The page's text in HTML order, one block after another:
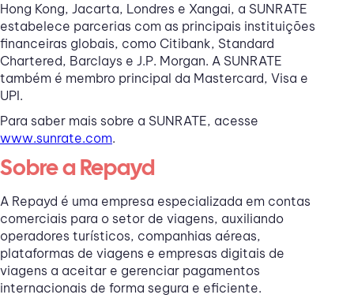
Hong Kong, Jacarta, Londres e Xangai, a SUNRATE
estabelece parcerias com as principais instituições
financeiras globais, como Citibank, Standard
Chartered, Barclays e J.P. Morgan. A SUNRATE
também é membro principal da Mastercard, Visa e
UPI.
Para saber mais sobre a SUNRATE, acesse
www.sunrate.com.
Sobre a Repayd
A Repayd é uma empresa especializada em contas
comerciais para o setor de viagens, auxiliando
operadores turísticos, companhias aéreas,
plataformas de viagens e empresas digitais de
viagens a aceitar e gerenciar pagamentos
internacionais de forma segura e eficiente.